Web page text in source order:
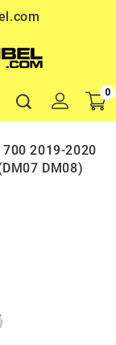
0
2019-2020
DM08)